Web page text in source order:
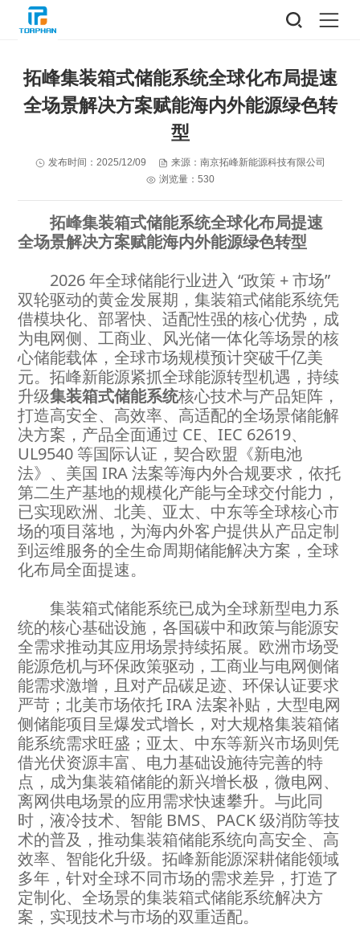
拓峰集装箱式储能系统全球化布局提速
全场景解决方案赋能海内外能源绿色转
型
发布时间：2025/12/09
来源：南京拓峰新能源科技有限公司
浏览量：530
拓峰集装箱式储能系统全球化布局提速
全场景解决方案赋能海内外能源绿色转型
2026 年全球储能行业进入 “政策 + 市场”
双轮驱动的黄金发展期，集装箱式储能系统凭
借模块化、部署快、适配性强的核心优势，成
为电网侧、工商业、风光储一体化等场景的核
心储能载体，全球市场规模预计突破千亿美
元。拓峰新能源紧抓全球能源转型机遇，持续
升级集装箱式储能系统核心技术与产品矩阵，
打造高安全、高效率、高适配的全场景储能解
决方案，产品全面通过 CE、IEC 62619、
UL9540 等国际认证，契合欧盟《新电池
法》、美国 IRA 法案等海内外合规要求，依托
第二生产基地的规模化产能与全球交付能力，
已实现欧洲、北美、亚太、中东等全球核心市
场的项目落地，为海内外客户提供从产品定制
到运维服务的全生命周期储能解决方案，全球
化布局全面提速。
集装箱式储能系统已成为全球新型电力系
统的核心基础设施，各国碳中和政策与能源安
全需求推动其应用场景持续拓展。欧洲市场受
能源危机与环保政策驱动，工商业与电网侧储
能需求激增，且对产品碳足迹、环保认证要求
严苛；北美市场依托 IRA 法案补贴，大型电网
侧储能项目呈爆发式增长，对大规格集装箱储
能系统需求旺盛；亚太、中东等新兴市场则凭
借光伏资源丰富、电力基础设施待完善的特
点，成为集装箱储能的新兴增长极，微电网、
离网供电场景的应用需求快速攀升。与此同
时，液冷技术、智能 BMS、PACK 级消防等技
术的普及，推动集装箱储能系统向高安全、高
效率、智能化升级。拓峰新能源深耕储能领域
多年，针对全球不同市场的需求差异，打造了
定制化、全场景的集装箱式储能系统解决方
案，实现技术与市场的双重适配。